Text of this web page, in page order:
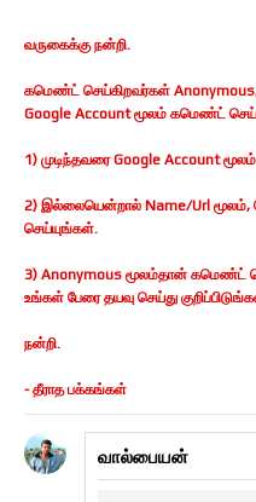
வருகைக்கு நன்றி.
கமெண்ட் செய்கிறவர்கள்
Google Account மூலம் கமெண்ட்
1) முடிந்தவரை Google Account
2) இல்லையென்றால் Name/Url மூலம்,
செய்யுங்கள்.
3) Anonymous மூலம்தான் கமெண்ட்
உங்கள் பேரை தயவு செய்து
நன்றி.
- தீராத பக்கங்கள்
வால்பையன்